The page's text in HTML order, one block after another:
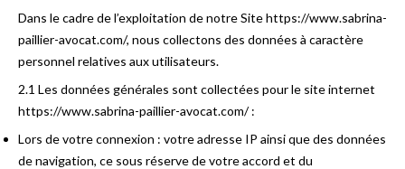
Dans le cadre de l’exploitation de notre Site https://www.sabrina-
paillier-avocat.com/, nous collectons des données à caractère
personnel relatives aux utilisateurs.
2.1 Les données générales sont collectées pour le site internet
https://www.sabrina-paillier-avocat.com/ :
Lors de votre connexion : votre adresse IP ainsi que des données
de navigation, ce sous réserve de votre accord et du